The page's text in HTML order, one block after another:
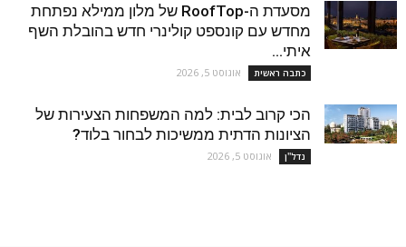
מסעדת ה-RoofTop של מלון ממילא נפתחת
מחדש עם קונספט קולינרי חדש בהובלת השף
איתי...
כתבה ראשית אוגוסט 5, 2026
הכי קרוב לבית: למה המשפחות הצעירות של
הציונות הדתית ממשיכות לבחור בלוד?
נדל''ן אוגוסט 5, 2026